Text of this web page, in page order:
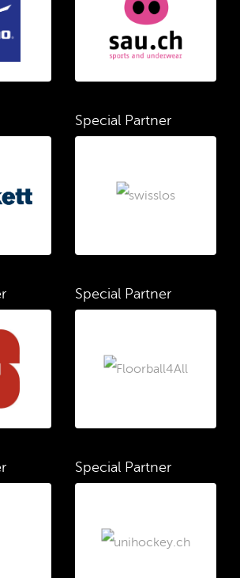
Special Partner
Special Partner
Special Partner